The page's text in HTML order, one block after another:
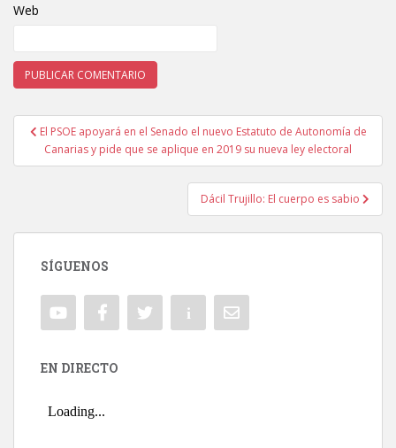
Web
Navegación de entradas
El PSOE apoyará en el Senado el nuevo Estatuto de Autonomía de
Canarias y pide que se aplique en 2019 su nueva ley electoral
Dácil Trujillo: El cuerpo es sabio
SÍGUENOS
EN DIRECTO